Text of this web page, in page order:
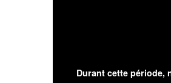
Durant cette période,